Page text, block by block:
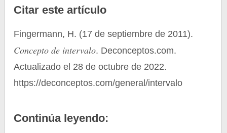
Citar este artículo
Fingermann, H. (17 de septiembre de 2011).
Concepto de intervalo. Deconceptos.com.
Actualizado el 28 de octubre de 2022.
https://deconceptos.com/general/intervalo
Continúa leyendo: